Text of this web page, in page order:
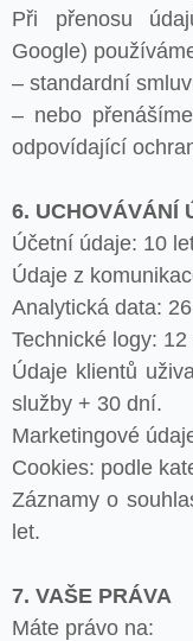
Při přenosu
Google)
– standardní
– nebo
odpovídající
6. UCHOVÁVÁNÍ
Účetní údaje: 10
Údaje z
Analytická data:
Technické logy:
Údaje klientů
služby + 30 dní.
Marketingové
Cookies: podle
Záznamy o
let.
7. VAŠE PRÁVA
Máte právo na: